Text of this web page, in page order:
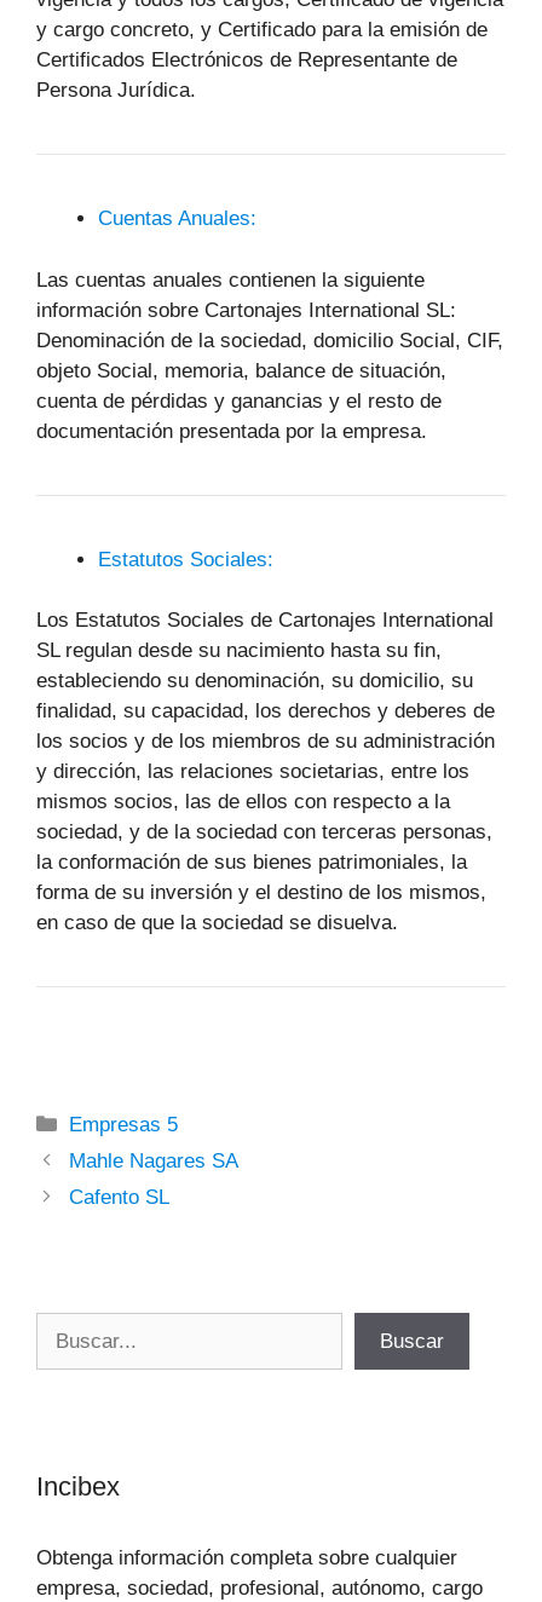
y cargo concreto, y Certificado para la emisión de
Certificados Electrónicos de Representante de
Persona Jurídica.
Cuentas Anuales:
Las cuentas anuales contienen la siguiente
información sobre Cartonajes International SL:
Denominación de la sociedad, domicilio Social, CIF,
objeto Social, memoria, balance de situación,
cuenta de pérdidas y ganancias y el resto de
documentación presentada por la empresa.
Estatutos Sociales:
Los Estatutos Sociales de Cartonajes International
SL regulan desde su nacimiento hasta su fin,
estableciendo su denominación, su domicilio, su
finalidad, su capacidad, los derechos y deberes de
los socios y de los miembros de su administración
y dirección, las relaciones societarias, entre los
mismos socios, las de ellos con respecto a la
sociedad, y de la sociedad con terceras personas,
la conformación de sus bienes patrimoniales, la
forma de su inversión y el destino de los mismos,
en caso de que la sociedad se disuelva.
Categorías
Empresas 5
Mahle Nagares SA
Cafento SL
Buscar
Incibex
Obtenga información completa sobre cualquier
empresa, sociedad, profesional, autónomo, cargo